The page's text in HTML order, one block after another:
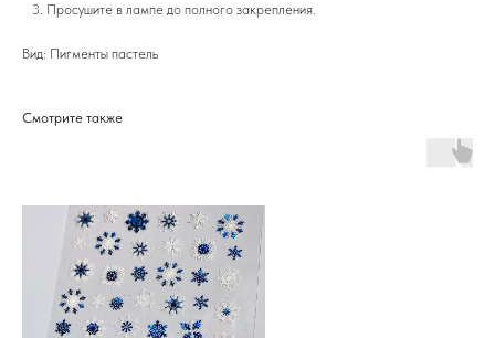
Просушите в лампе до полного закрепления.
Вид: Пигменты пастель
Смотрите также